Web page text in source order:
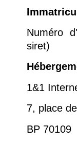
Numéro
siret)
1&1
7, place
BP 70109